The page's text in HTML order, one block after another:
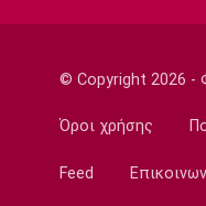
Κούβελος σε
21:50
Super League 2
© Copyright 2026
Όροι χρήσης
Feed